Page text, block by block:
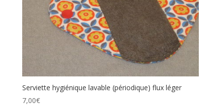
Serviette hygiénique lavable (périodique) flux léger
7,00€